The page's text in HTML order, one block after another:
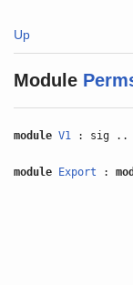
Up
Module
module V1 : sig ..
module Export :